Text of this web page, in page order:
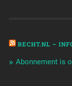
RECHT.NL –
Abonnement is